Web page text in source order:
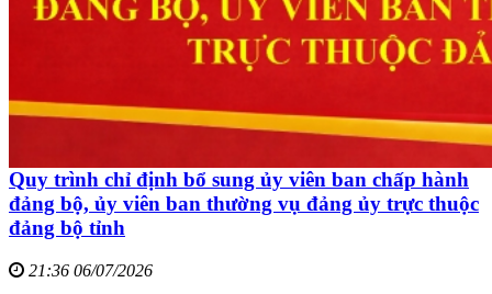
Quy trình chỉ định bổ sung ủy viên ban chấp hành
đảng bộ, ủy viên ban thường vụ đảng ủy trực thuộc
đảng bộ tỉnh
21:36 06/07/2026